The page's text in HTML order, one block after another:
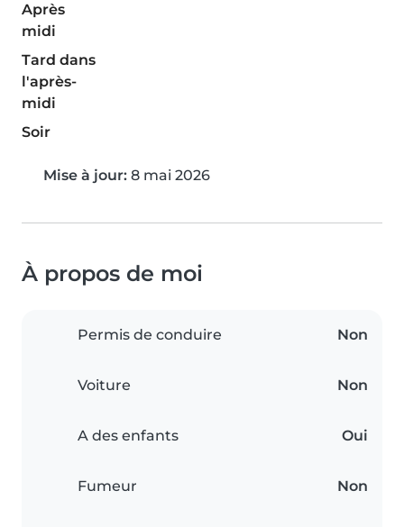
Après
midi
Tard dans
l'après-
midi
Soir
Mise à jour: 8 mai 2026
À propos de moi
Permis de conduire Non
Voiture Non
A des enfants Oui
Fumeur Non